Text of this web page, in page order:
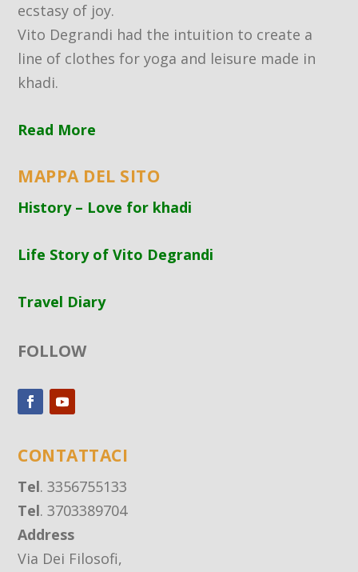
ecstasy of joy.
Vito Degrandi had the intuition to create a
line of clothes for yoga and leisure made in
khadi.
Read More
MAPPA DEL SITO
History – Love for khadi
Life Story of Vito Degrandi
Travel Diary
FOLLOW
CONTATTACI
Tel. 3356755133
Tel. 3703389704
Address
Via Dei Filosofi,